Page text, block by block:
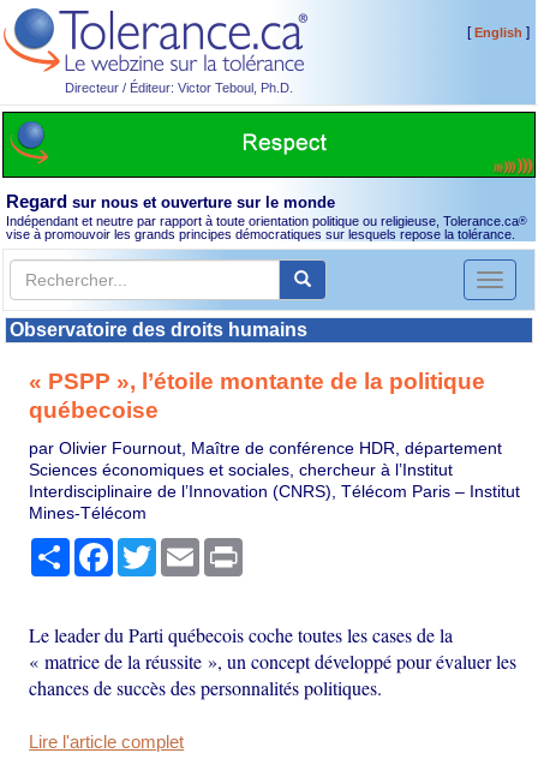
Directeur / Éditeur: Victor Teboul, Ph.D.
[English ]
Regard sur nous et ouverture sur le monde
Indépendant et neutre par rapport à toute orientation politique ou religieuse, Tolerance.ca®
vise à promouvoir les grands principes démocratiques sur lesquels repose la tolérance.
Toggle
Observatoire des droits humains
« PSPP », l’étoile montante de la politique
québecoise
par Olivier Fournout, Maître de conférence HDR, département
Sciences économiques et sociales, chercheur à l’Institut
Interdisciplinaire de l’Innovation (CNRS), Télécom Paris – Institut
Mines-Télécom
PartagerFacebook
TwitterEmail
Le leader du Parti québecois coche toutes les cases de la
« matrice de la réussite », un concept développé pour évaluer les
chances de succès des personnalités politiques.
Lire l'article complet